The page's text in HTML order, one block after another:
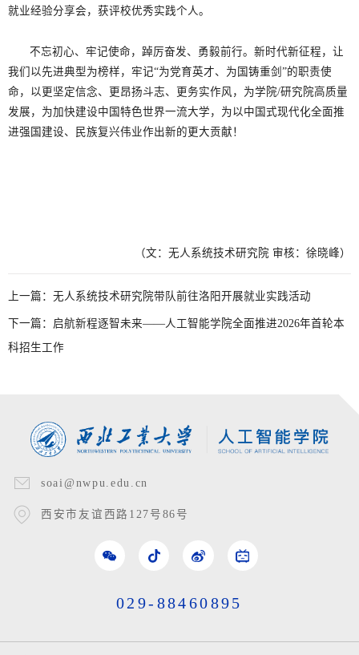
就业经验分享会，获评校优秀实践个人。
不忘初心、牢记使命，踔厉奋发、勇毅前行。新时代新征程，让
我们以先进典型为榜样，牢记“为党育英才、为国铸重剑”的职责使
命，以更坚定信念、更昂扬斗志、更务实作风，为学院/研究院高质量
发展，为加快建设中国特色世界一流大学，为以中国式现代化全面推
进强国建设、民族复兴伟业作出新的更大贡献！
（文：无人系统技术研究院 审核：徐晓峰）
上一篇： 无人系统技术研究院带队前往洛阳开展就业实践活动
下一篇： 启航新程逐智未来——人工智能学院全面推进2026年首轮本
科招生工作
soai@nwpu.edu.cn
西安市友谊西路127号86号
029-88460895